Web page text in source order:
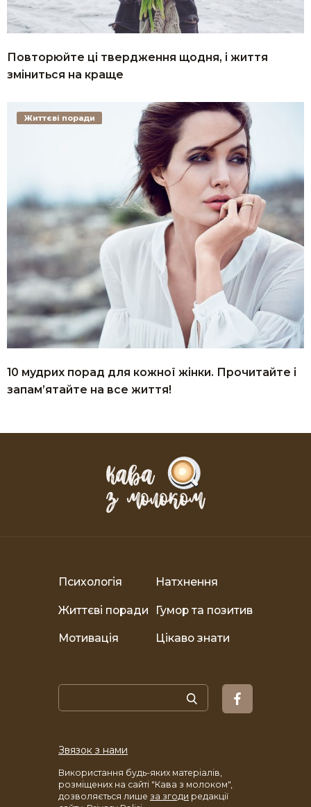
Повторюйте ці твердження щодня, і життя
зміниться на краще
10 мудрих порад для кожної жінки. Прочитайте і
запам’ятайте на все життя!
Життєві поради
Психологія Натхнення
Життєві поради Гумор та позитив
Мотивація Цікаво знати
Звязок з нами
Використання будь-яких матеріалів,
розміщених на сайті "Кава з молоком",
дозволяється лише за згоди редакції